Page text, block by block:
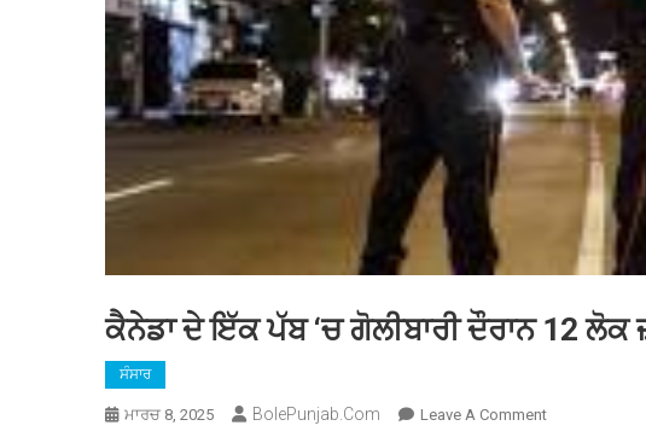
ਕੈਨੇਡਾ ਦੇ ਇੱਕ ਪੱਬ ‘ਚ ਗੋਲੀਬਾਰੀ ਦੌਰਾਨ 12
ਸੰਸਾਰ
ਮਾਰਚ 8, 2025 BolePunjab.com Leave A CommentOn